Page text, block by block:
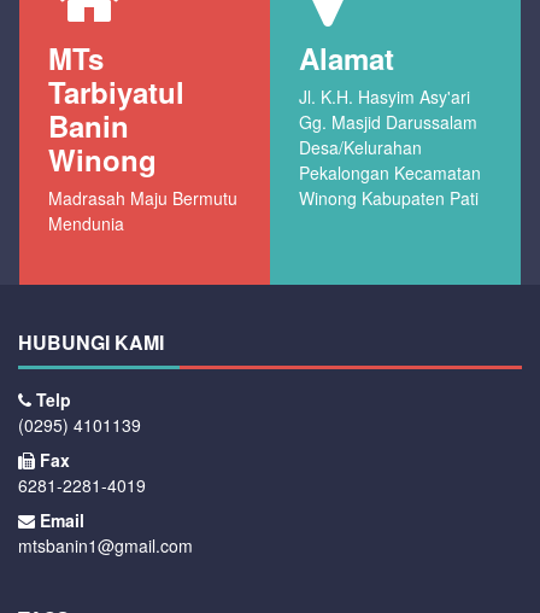
MTs
Tarbiyatul
Banin
Winong
Madrasah Maju Bermutu
Mendunia
Alamat
Jl. K.H. Hasyim Asy'ari
Gg. Masjid Darussalam
Desa/Kelurahan
Pekalongan Kecamatan
Winong Kabupaten Pati
HUBUNGI KAMI
Telp
(0295) 4101139
Fax
6281-2281-4019
Email
mtsbanin1@gmail.com